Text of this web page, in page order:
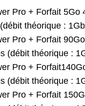
Pro + Forfait 5Go
théorique :
Pro + Forfait
(débit théorique :
Pro +
(débit théorique :
Pro + Forfait